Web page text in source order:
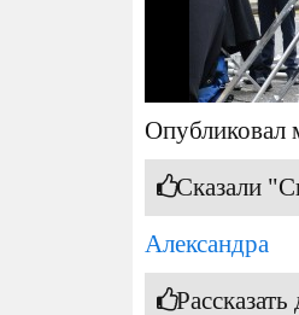
Опубликовал
Сказали
Александра